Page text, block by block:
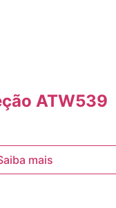
ATW539
mais